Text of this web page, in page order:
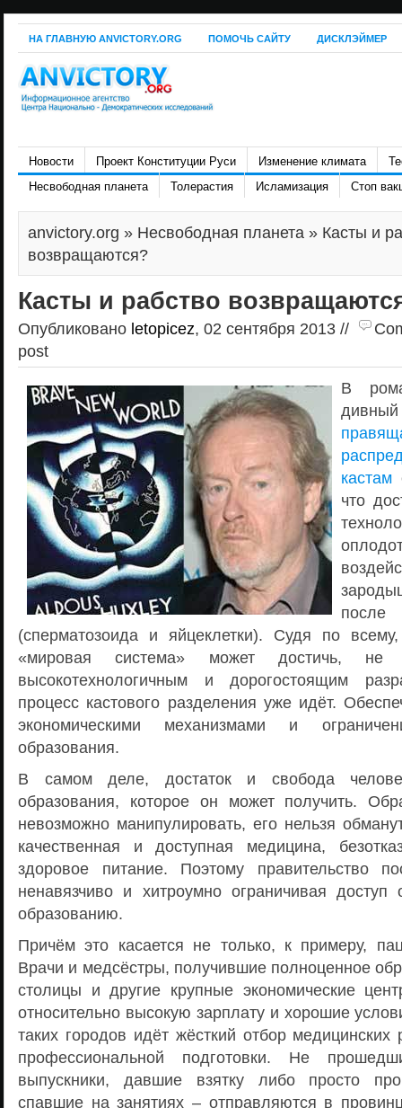
НА ГЛАВНУЮ ANVICTORY.ORG ПОМОЧЬ САЙТУ ДИСКЛЭЙМЕР
Новости Проект Конституции Руси Изменение климата
Несвободная планета
Толерастия Исламизация Стоп
anvictory.org » Несвободная планета » Касты и
возвращаются?
Касты и рабство
Опубликовано letopicez, 02 сентября 2013 //
post
В
кастам
что
(сперматозоида и яйцеклетки). Судя по всему,
«мировая система» может достичь, не
высокотехнологичным и дорогостоящим
процесс кастового разделения уже идёт.
экономическими механизмами и
образования.
В самом деле, достаток и свобода
образования, которое он может получить.
невозможно манипулировать, его нельзя
качественная и доступная медицина,
здоровое питание. Поэтому правительство
ненавязчиво и хитроумно ограничивая
образованию.
Причём это касается не только, к примеру,
Врачи и медсёстры, получившие полноценное
столицы и другие крупные экономические
относительно высокую зарплату и хорошие
таких городов идёт жёсткий отбор
профессиональной подготовки. Не
выпускники, давшие взятку либо просто
спавшие на занятиях – отправляются в